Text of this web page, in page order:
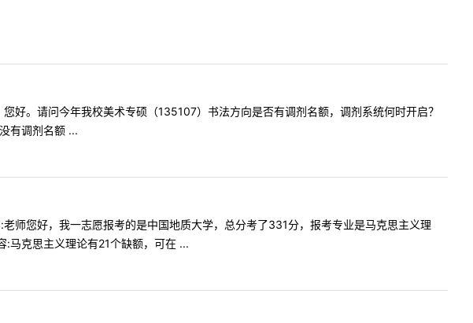
。请问今年我校美术专硕（135107）书法方向是否有调剂名额，调剂系统何时开启？
有调剂名额 ...
您好，我一志愿报考的是中国地质大学，总分考了331分，报考专业是马克思主义理
:马克思主义理论有21个缺额，可在 ...